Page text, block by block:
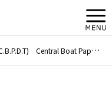
Central Boat Paper Driver Training上級編～予約満了のお知らせ